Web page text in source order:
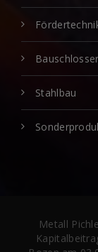
Stahlbau
Metall